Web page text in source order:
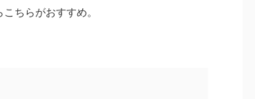
ちらがおすすめ。